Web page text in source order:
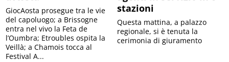
GiocAosta prosegue tra le vie
del capoluogo; a Brissogne
entra nel vivo la Feta de
l’Oumbra; Etroubles ospita la
Veillà; a Chamois tocca al
Festival A...
stazioni
Questa mattina, a palazzo
regionale, si è tenuta la
cerimonia di giuramento